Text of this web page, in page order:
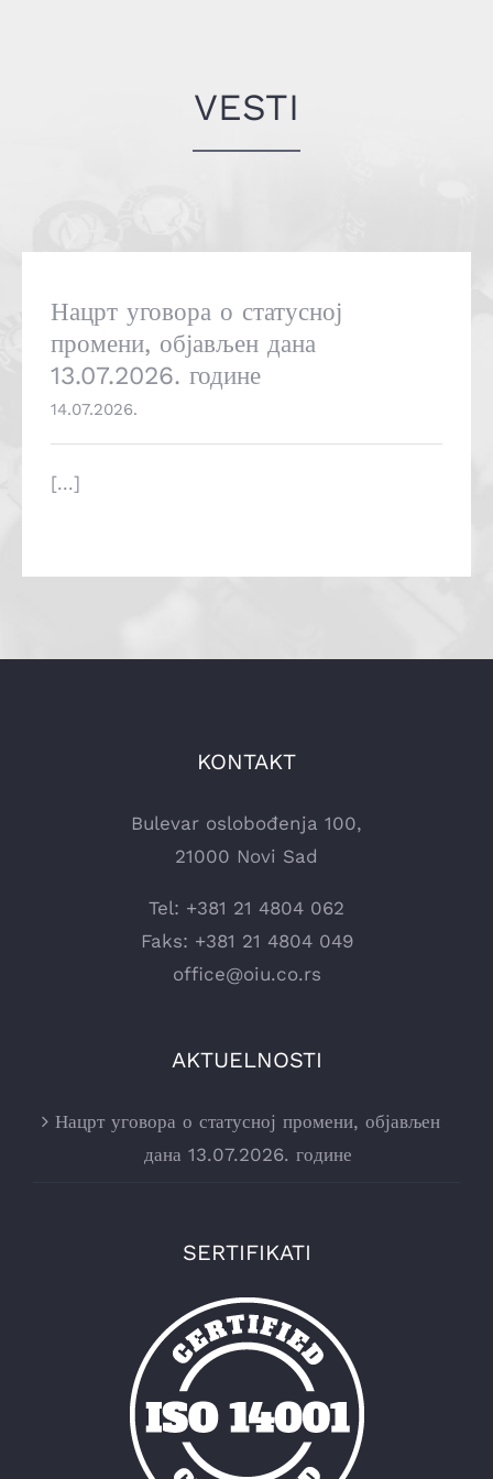
VESTI
Нацрт уговора о статусној
промени, објављен дана
13.07.2026. године
14.07.2026.
[...]
KONTAKT
Bulevar oslobođenja 100,
21000 Novi Sad
Tel: +381 21 4804 062
Faks: +381 21 4804 049
office@oiu.co.rs
AKTUELNOSTI
Нацрт уговора о статусној промени, објављен
дана 13.07.2026. године
SERTIFIKATI